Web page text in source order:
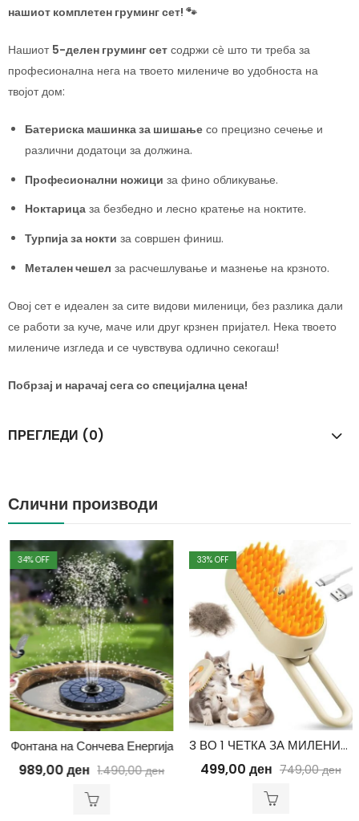
нашиот комплетен груминг сет! 🐾
Нашиот 5-делен груминг сет содржи сѐ што ти треба за
професионална нега на твоето милениче во удобноста на
твојот дом:
Батериска машинка за шишање со прецизно сечење и
различни додатоци за должина.
Професионални ножици за фино обликување.
Ноктарица за безбедно и лесно кратење на ноктите.
Турпија за нокти за совршен финиш.
Метален чешел за расчешлување и мазнење на крзното.
Овој сет е идеален за сите видови миленици, без разлика дали
се работи за куче, маче или друг крзнен пријател. Нека твоето
милениче изгледа и се чувствува одлично секогаш!
Побрзај и нарачај сега со специјална цена!
ПРЕГЛЕДИ (0)
Слични производи
34% OFF
Фонтана на Сончева Енергија
989,00ден 1.490,00ден
33% OFF
3 ВО 1 ЧЕТКА ЗА МИЛЕНИЦИ СО ПАРЕА – НЕЖНО ЧИСТЕЊЕ И ГРИЖА ЗА ВАШИТЕ МИЛЕНИЦИ
499,00 ден 749,00ден